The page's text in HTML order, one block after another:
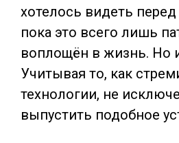
хотелось видеть
пока это всего лишь
воплощён в жизнь. Но
Учитывая то, как
технологии, не
выпустить подобное